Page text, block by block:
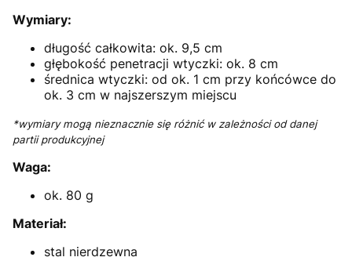
Wymiary:
długość całkowita: ok. 9,5 cm
głębokość penetracji wtyczki: ok. 8 cm
średnica wtyczki: od ok. 1 cm przy końcówce do
ok. 3 cm w najszerszym miejscu
*wymiary mogą nieznacznie się różnić w zależności od danej
partii produkcyjnej
Waga:
ok. 80 g
Materiał:
stal nierdzewna